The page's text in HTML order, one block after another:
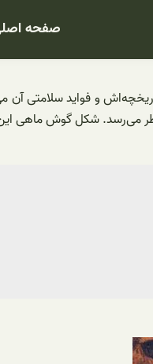
صفحه
و فواید سلامتی آن
می‌رسد. شکل گوش ماهی